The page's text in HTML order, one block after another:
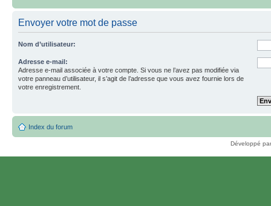
Envoyer votre mot de passe
Nom d’utilisateur:
Adresse e-mail:
Adresse e-mail associée à votre compte. Si vous ne l’avez pas modifiée via
votre panneau d’utilisateur, il s’agit de l’adresse que vous avez fournie lors de
votre enregistrement.
Index du forum
Développé